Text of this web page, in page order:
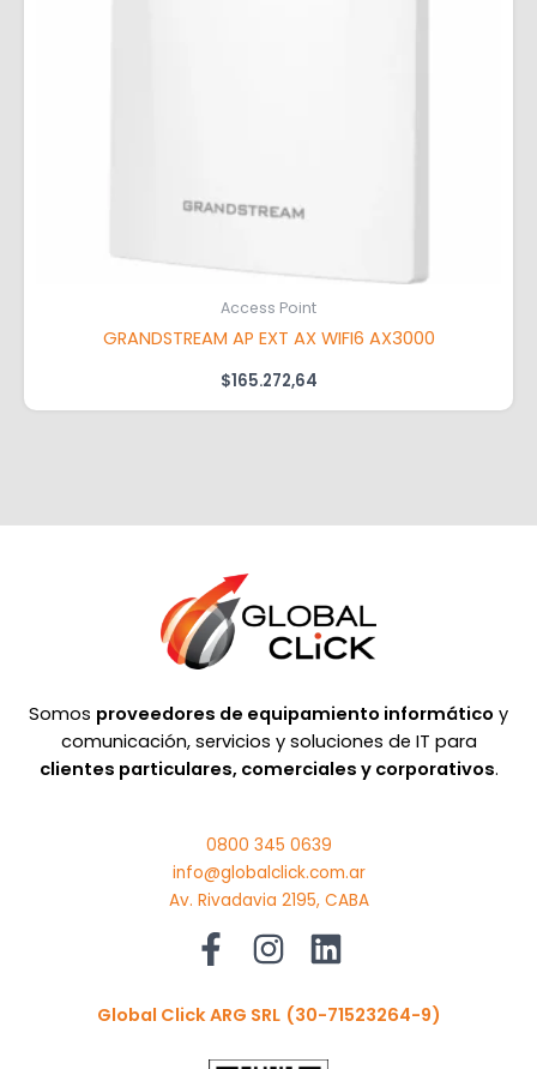
Access Point
GRANDSTREAM AP EXT AX WIFI6 AX3000
$165.272,64
Somos proveedores de equipamiento informático y
comunicación, servicios y soluciones de IT para
clientes particulares, comerciales y corporativos.
0800 345 0639
info@globalclick.com.ar
Av. Rivadavia 2195, CABA
Global Click ARG SRL (30-71523264-9)